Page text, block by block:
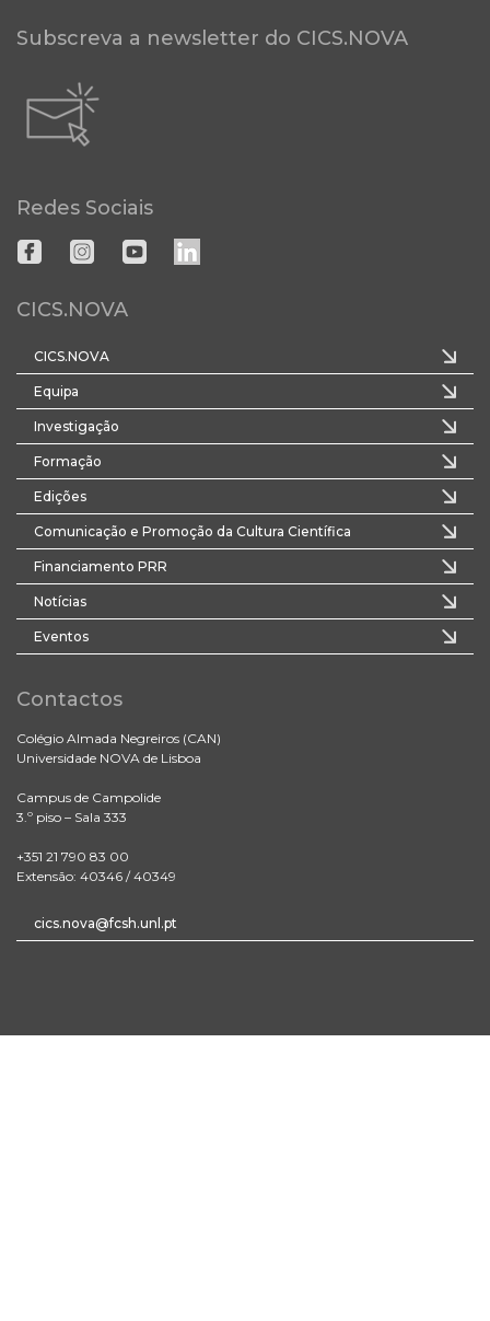
Subscreva a newsletter do CICS.NOVA
Redes Sociais
CICS.NOVA
CICS.NOVA
Equipa
Investigação
Formação
Edições
Comunicação e Promoção da Cultura Científica
Financiamento PRR
Notícias
Eventos
Contactos
Colégio Almada Negreiros (CAN)
Universidade NOVA de Lisboa
Campus de Campolide
3.º piso – Sala 333
+351 21 790 83 00
Extensão: 40346 / 40349
cics.nova@fcsh.unl.pt